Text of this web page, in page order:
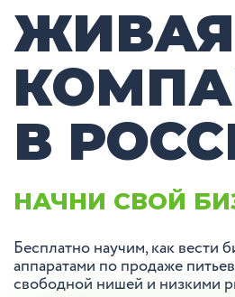
В
НАЧНИ СВОЙ
Бесплатно научим, как вести
аппаратами по продаже
свободной нишей и низкими